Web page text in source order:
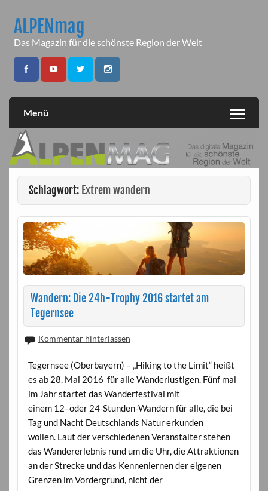
contentALPENmag
Das Magazin für die schönste Region der Welt
Menü
Schlagwort: Extrem wandern
Wandern: Die 24h-Trophy 2016 startet am
Tegernsee
Kommentar hinterlassen
Tegernsee (Oberbayern) – „Hiking to the Limit“ heißt
es ab 28. Mai 2016 für alle Wanderlustigen. Fünf mal
im Jahr startet das Wanderfestival mit
einem 12- oder 24-Stunden-Wandern für alle, die bei
Tag und Nacht Deutschlands Natur erkunden
wollen. Laut der verschiedenen Veranstalter stehen
das Wandererlebnis rund um die Uhr, die Attraktionen
an der Strecke und das Kennenlernen der eigenen
Grenzen im Vordergrund, nicht der